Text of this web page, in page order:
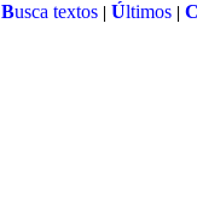
Busca textos| Últimos|